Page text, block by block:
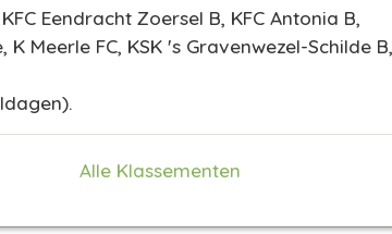
Eendracht Zoersel B, KFC Antonia B,
Meerle FC, KSK 's Gravenwezel-Schilde B,
.
Alle Klassementen